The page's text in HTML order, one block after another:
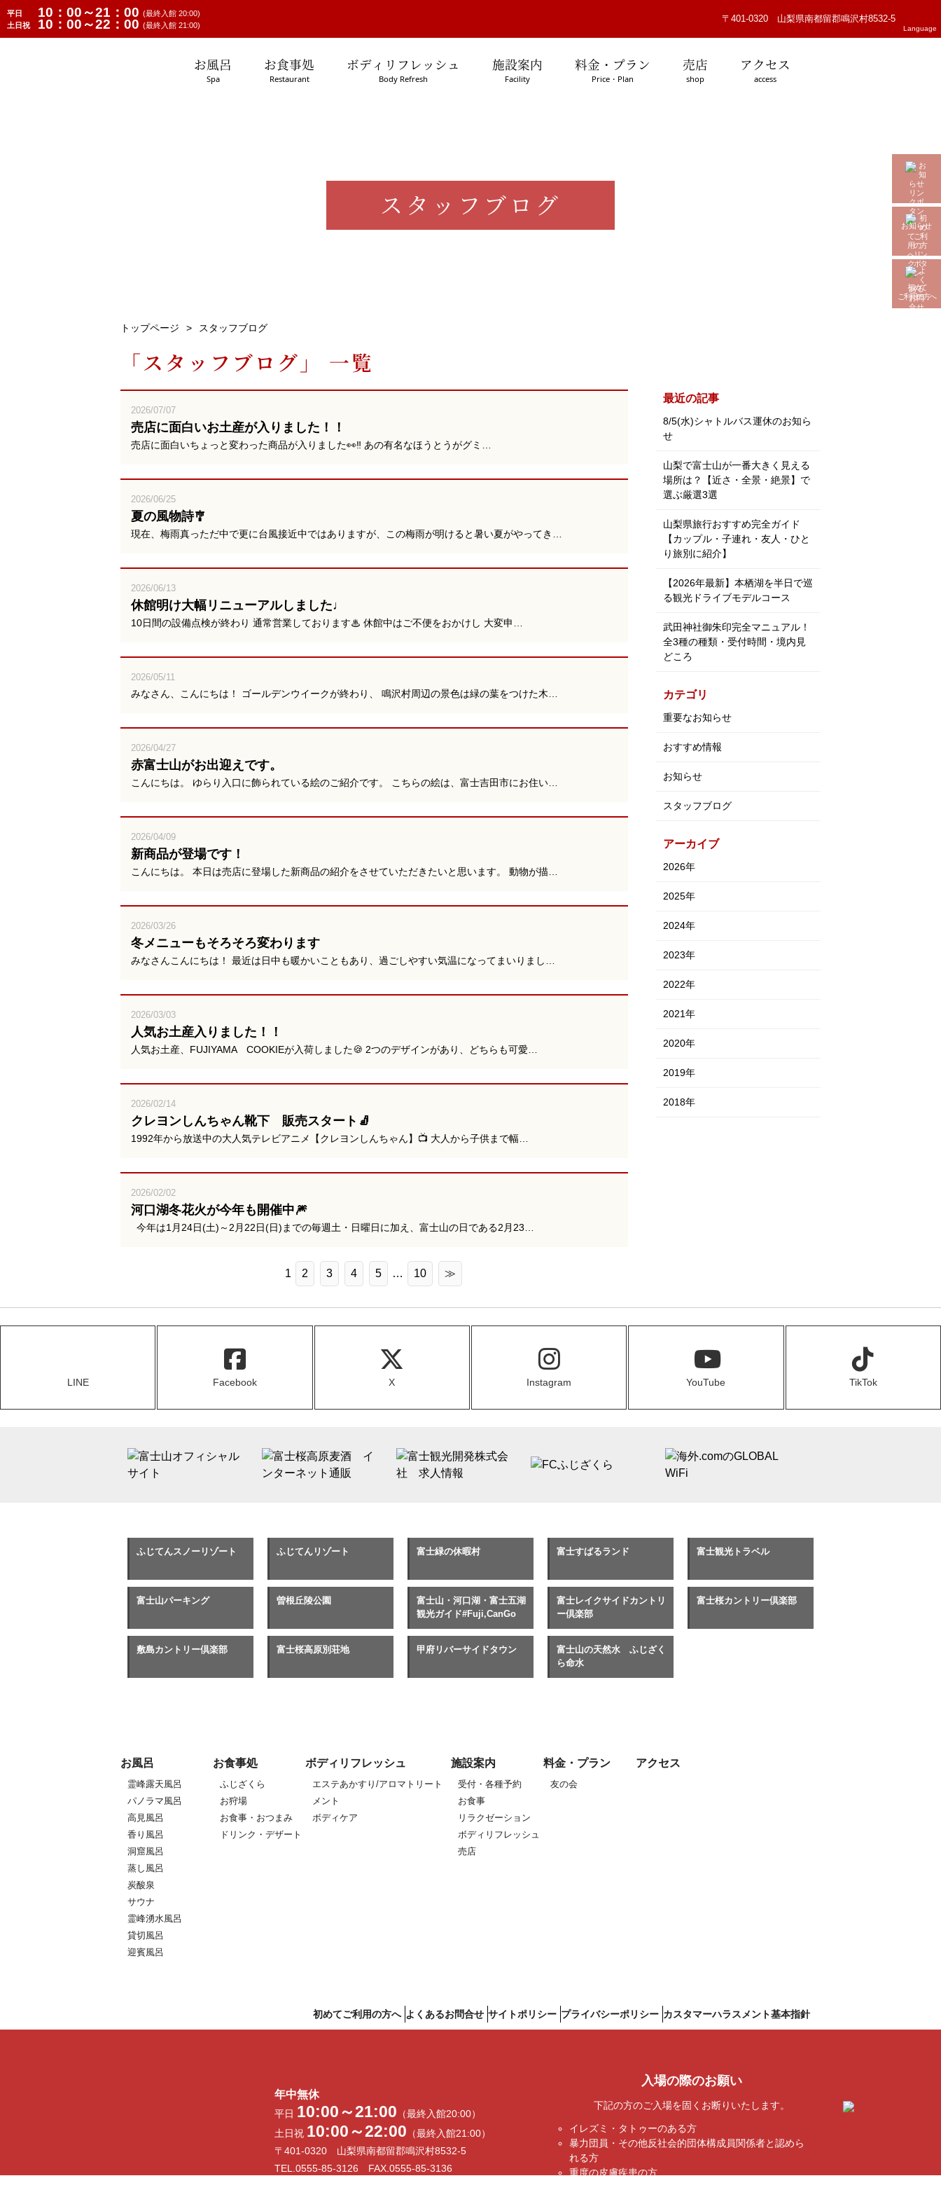
Language
平日 10：00～21：00 (最終入館 20:00)
土日祝 10：00～22：00 (最終入館 21:00)
〒401-0320 山梨県南都留郡鳴沢村8532-5
お風呂
Spa
お食事処
Restaurant
ボディリフレッシュ
Body Refresh
施設案内
Facility
料金・プラン
Price・Plan
売店
shop
アクセス
access
お知らせ
初めて
ご利用の方へ
スタッフブログ
トップページ スタッフブログ
「スタッフブログ」 一覧
2026/07/07
売店に面白いお土産が入りました！！
売店に面白いちょっと変わった商品が入りました👀‼ あの有名なほうとうがグミ…
2026/06/25
夏の風物詩🎐
現在、梅雨真っただ中で更に台風接近中ではありますが、この梅雨が明けると暑い夏がやってき…
2026/06/13
休館明け大幅リニューアルしました♩
10日間の設備点検が終わり 通常営業しております♨ 休館中はご不便をおかけし 大変申…
2026/05/11
みなさん、こんにちは！ ゴールデンウイークが終わり、 鳴沢村周辺の景色は緑の葉をつけた木…
2026/04/27
赤富士山がお出迎えです。
こんにちは。 ゆらり入口に飾られている絵のご紹介です。 こちらの絵は、富士吉田市にお住い…
2026/04/09
新商品が登場です！
こんにちは。 本日は売店に登場した新商品の紹介をさせていただきたいと思います。 動物が描…
2026/03/26
冬メニューもそろそろ変わります
みなさんこんにちは！ 最近は日中も暖かいこともあり、過ごしやすい気温になってまいりまし…
2026/03/03
人気お土産入りました！！
人気お土産、FUJIYAMA COOKIEが入荷しました🍪 2つのデザインがあり、どちらも可愛…
2026/02/14
クレヨンしんちゃん靴下 販売スタート🧦
1992年から放送中の大人気テレビアニメ【クレヨンしんちゃん】📺 大人から子供まで幅…
2026/02/02
河口湖冬花火が今年も開催中🎆
今年は1月24日(土)～2月22日(日)までの毎週土・日曜日に加え、富士山の日である2月23…
1 2 3 4 5 … 10 ≫
最近の記事
8/5(水)シャトルバス運休のお知ら
せ
山梨で富士山が一番大きく見える
場所は？【近さ・全景・絶景】で
選ぶ厳選3選
山梨県旅行おすすめ完全ガイド
【カップル・子連れ・友人・ひと
り旅別に紹介】
【2026年最新】本栖湖を半日で巡
る観光ドライブモデルコース
武田神社御朱印完全マニュアル！
全3種の種類・受付時間・境内見
どころ
カテゴリ
重要なお知らせ
おすすめ情報
お知らせ
スタッフブログ
アーカイブ
2026年
2025年
2024年
2023年
2022年
2021年
2020年
2019年
2018年
LINE Facebook X Instagram YouTube TikTok
ふじてんスノーリゾート ふじてんリゾート 富士緑の休暇村 富士すばるランド 富士観光トラベル
富士山パーキング 曽根丘陵公園
富士山・河口湖・富士五湖
観光ガイド#Fuji,CanGo
富士レイクサイドカントリ
ー倶楽部
富士桜カントリー倶楽部
敷島カントリー倶楽部 富士桜高原別荘地 甲府リバーサイドタウン
富士山の天然水 ふじざく
ら命水
お風呂
霊峰露天風呂
パノラマ風呂
高見風呂
香り風呂
洞窟風呂
蒸し風呂
炭酸泉
サウナ
霊峰湧水風呂
貸切風呂
迎賓風呂
お食事処
ふじざくら
お狩場
お食事・おつまみ
ドリンク・デザート
ボディリフレッシュ
エステあかすり/アロマトリート
メント
ボディケア
施設案内
受付・各種予約
お食事
リラクゼーション
ボディリフレッシュ
売店
料金・プラン
友の会
アクセス
初めてご利用の方へ よくあるお問合せ サイトポリシー プライバシーポリシー カスタマーハラスメント基本指針
年中無休
平日 10:00～21:00 （最終入館20:00）
土日祝 10:00～22:00 （最終入館21:00）
〒401-0320 山梨県南都留郡鳴沢村8532-5
TEL.0555-85-3126 FAX.0555-85-3136
入場の際のお願い
下記の方のご入場を固くお断りいたします。
イレズミ・タトゥーのある方
暴力団員・その他反社会的団体構成員関係者と認めら
れる方
重度の皮膚疾患の方